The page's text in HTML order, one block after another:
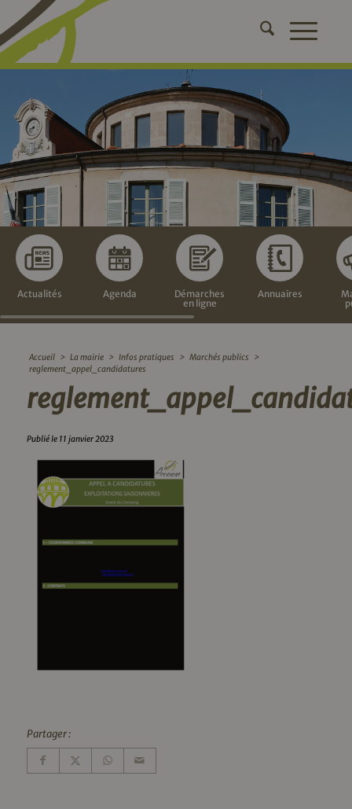
Actualités Agenda
Démarches
en ligne
Annuaires
Accueil > La mairie > Infos pratiques > Marchés publics
>
reglement_appel_candidatures
Publié le 11 janvier 2023
Partager :